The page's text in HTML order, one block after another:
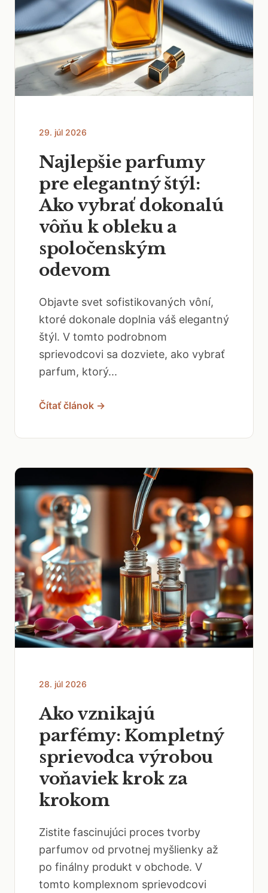
29. júl 2026
Najlepšie parfumy
pre elegantný štýl:
Ako vybrať dokonalú
vôňu k obleku a
spoločenským
odevom
Objavte svet sofistikovaných vôní,
ktoré dokonale doplnia váš elegantný
štýl. V tomto podrobnom
sprievodcovi sa dozviete, ako vybrať
parfum, ktorý...
Čítať článok →
28. júl 2026
Ako vznikajú
parfémy: Kompletný
sprievodca výrobou
voňaviek krok za
krokom
Zistite fascinujúci proces tvorby
parfumov od prvotnej myšlienky až
po finálny produkt v obchode. V
tomto komplexnom sprievodcovi